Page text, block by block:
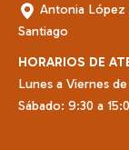
Antonia
Santiago
HORARIOS DE
Lunes a Viernes
Sábado: 9:30 a